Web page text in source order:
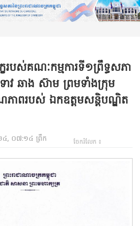
របស់គណៈកម្មការទី១ព្រឹទ្ធសភា
វ ឆាង ស៊ាម ព្រមទាំងក្រុម
ភាពរបស់ ឯកឧត្តមសន្តិបណ្ឌិត
៤, ០៧:១៤ ព្រឹក ចែករំលែក ៖